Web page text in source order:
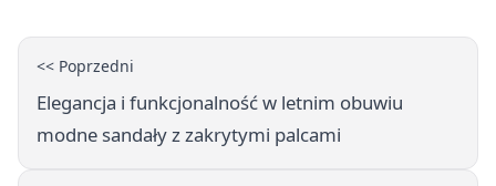
<< Poprzedni
Elegancja i funkcjonalność w letnim obuwiu
modne sandały z zakrytymi palcami